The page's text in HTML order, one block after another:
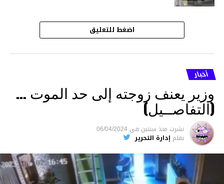
اضغط للتعليق
أخبار
وزير يعنف زوجته إلى حد الموت …
(التفاصــيل)
نشرت منذ سنتين فى 06/04/2024
بقلم إدارة التحرير